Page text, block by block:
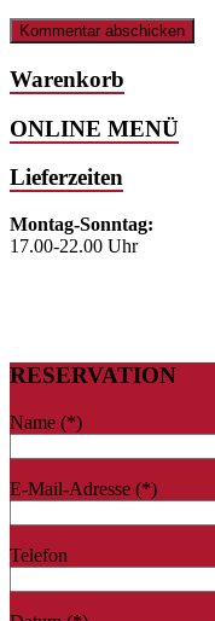
Warenkorb
ONLINE MENÜ
Lieferzeiten
Montag-Sonntag:
17.00-22.00 Uhr
RESERVATION
Name (*)
E-Mail-Adresse (*)
Telefon